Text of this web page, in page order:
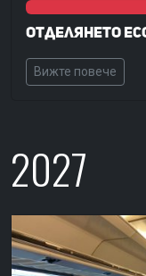
0%
0%
Отделянето
Вижте повече
2027